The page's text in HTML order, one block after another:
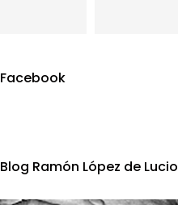
Facebook
Blog Ramón López de Lucio